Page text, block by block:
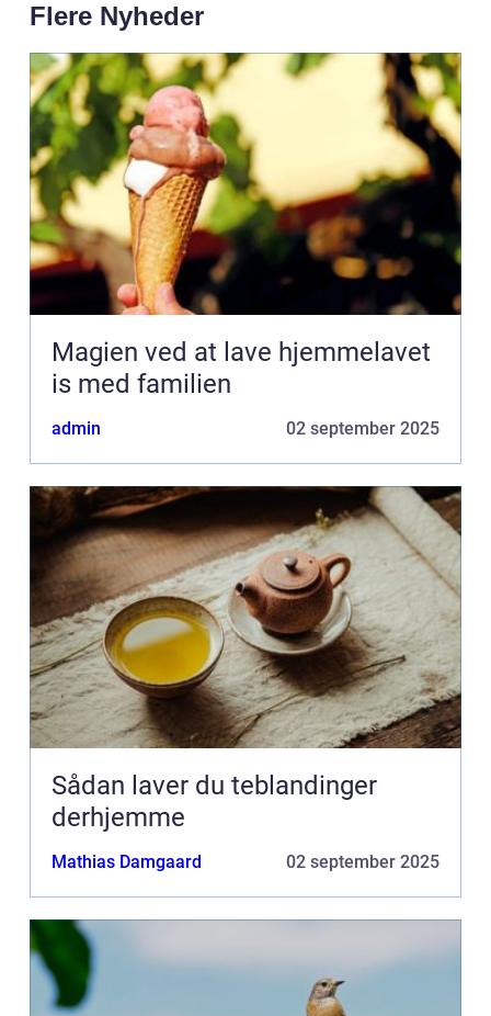
Flere Nyheder
Magien ved at lave hjemmelavet
is med familien
admin 02 september 2025
Sådan laver du teblandinger
derhjemme
Mathias Damgaard 02 september 2025